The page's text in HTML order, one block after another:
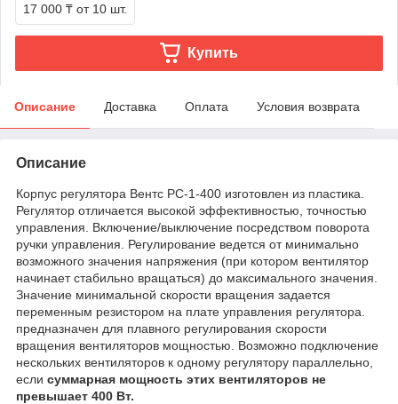
17 000 ₸ от 10 шт.
Купить
Описание Доставка Оплата Условия возврата
Описание
Корпус регулятора Вентс РС-1-400 изготовлен из пластика.
Регулятор отличается высокой эффективностью, точностью
управления. Включение/выключение посредством поворота
ручки управления. Регулирование ведется от минимально
возможного значения напряжения (при котором вентилятор
начинает стабильно вращаться) до максимального значения.
Значение минимальной скорости вращения задается
переменным резистором на плате управления регулятора.
предназначен для плавного регулирования скорости
вращения вентиляторов мощностью. Возможно подключение
нескольких вентиляторов к одному регулятору параллельно,
если суммарная мощность этих вентиляторов не
превышает 400 Вт.